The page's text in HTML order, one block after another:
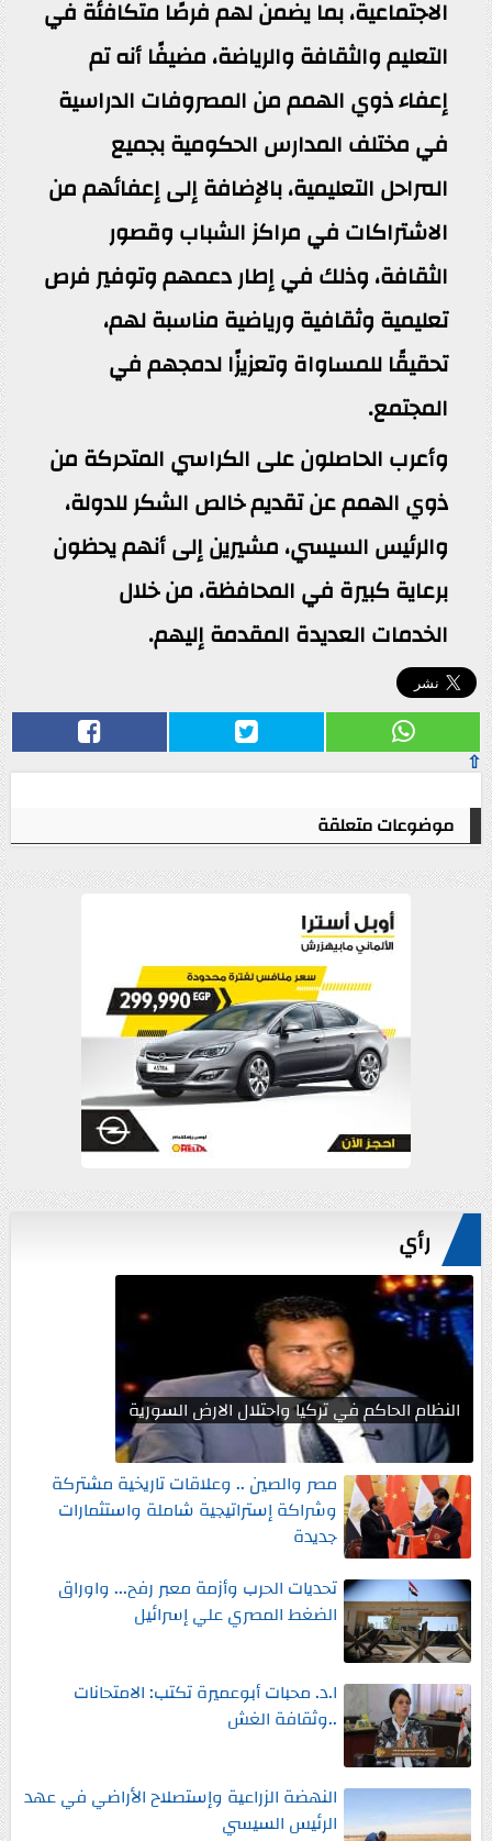
الاجتماعية، بما يضمن لهم فرصًا متكافئة في
التعليم والثقافة والرياضة، مضيفًا أنه تم
إعفاء ذوي الهمم من المصروفات الدراسية
في مختلف المدارس الحكومية بجميع
المراحل التعليمية، بالإضافة إلى إعفائهم من
الاشتراكات في مراكز الشباب وقصور
الثقافة، وذلك في إطار دعمهم وتوفير فرص
تعليمية وثقافية ورياضية مناسبة لهم،
تحقيقًا للمساواة وتعزيزًا لدمجهم في
المجتمع.
وأعرب الحاصلون على الكراسي المتحركة من
ذوي الهمم عن تقديم خالص الشكر للدولة،
والرئيس السيسي، مشيرين إلى أنهم يحظون
برعاية كبيرة في المحافظة، من خلال
الخدمات العديدة المقدمة إليهم.
⇧
موضوعات متعلقة
رأي
النظام الحاكم في تركيا واحتلال الارض السورية
مصر والصين .. وعلاقات تاريخية مشتركة
وشراكة إستراتيجية شاملة واستثمارات
جديدة
تحديات الحرب وأزمة معبر رفح... واوراق
الضغط المصري علي إسرائيل
ا.د. محبات أبوعميرة تكتب: الامتحانات
..وثقافة الغش
النهضة الزراعية وإستصلاح الأراضي في عهد
الرئيس السيسي